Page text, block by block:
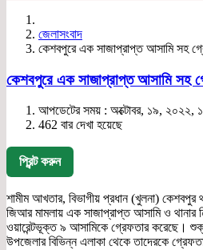
জেলাসংবাদ
কেশবপুরে এক সাজাপ্রাপ্ত আসামি সহ
কেশবপুরে এক সাজাপ্রাপ্ত আসামি সহ
আপডেটের সময় : অক্টোবর, ১৯, ২০২২,
462 বার দেখা হয়েছে
প্রিন্ট করুন
শামীম আখতার, বিভাগীয় প্রধান (খুলনা) কেশবপুর
জিআর মামলায় এক সাজাপ্রাপ্ত আসামি ও থানার
ওয়ারেন্টভূক্ত ৯ আসামিকে গ্রেফতার করেছে।
উপজেলার বিভিন্ন এলাকা থেকে তাদেরকে